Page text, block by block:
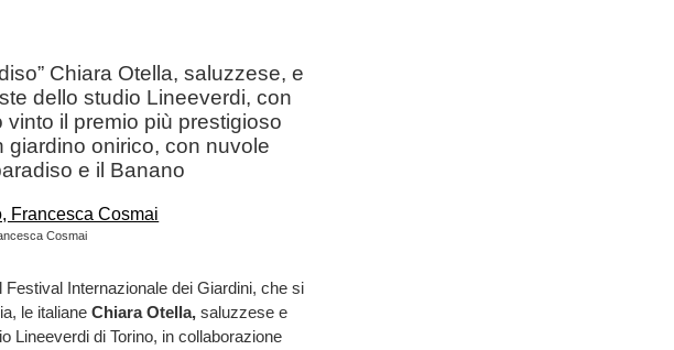
Chiara Otella, saluzzese, e
dello studio Lineeverdi, con
vinto il premio più prestigioso
giardino onirico, con nuvole
e il Banano
Cosmai
Festival Internazionale dei Giardini, che si
le italiane Chiara Otella, saluzzese e
Lineeverdi di Torino, in collaborazione